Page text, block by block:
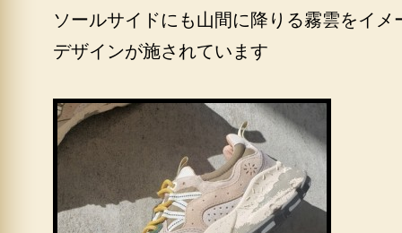
ソールサイドにも山間に降りる霧雲をイメ
デザインが施されています